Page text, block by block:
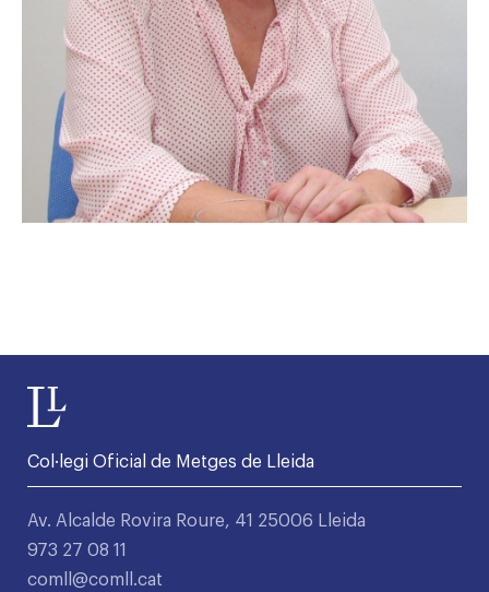
Col·legi Oficial de Metges de Lleida
Av. Alcalde Rovira Roure, 41 25006 Lleida
973 27 08 11
comll@comll.cat